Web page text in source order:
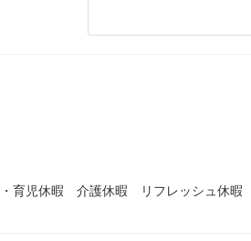
児休暇 介護休暇 リフレッシュ休暇